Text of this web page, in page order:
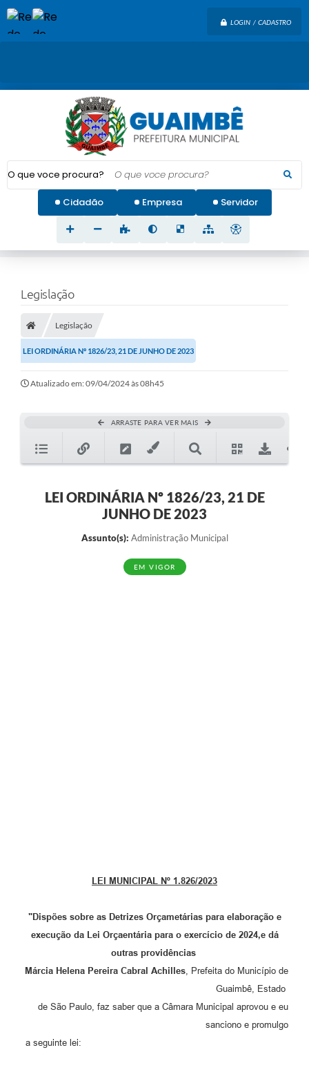
LOGIN / CADASTRO
O que voce procura?
Cidadão Empresa Servidor
Legislação
Legislação
LEI ORDINÁRIA Nº 1826/23, 21 DE JUNHO DE 2023
Atualizado em: 09/04/2024 às 08h45
ARRASTE PARA VER MAIS
LEI ORDINÁRIA Nº 1826/23, 21 DE
JUNHO DE 2023
Assunto(s): Administração Municipal
EM VIGOR
LEI MUNICIPAL Nº 1.826/2023
"Dispões sobre as Detrizes Orçametárias para elaboração e
execução da Lei Orçaentária para o exercício de 2024,e dá
outras providências
Márcia Helena Pereira Cabral Achilles , Prefeita do Município de
Guaimbê, Estado
de São Paulo, faz saber que a Câmara Municipal aprovou e eu
sanciono e promulgo
a seguinte lei: